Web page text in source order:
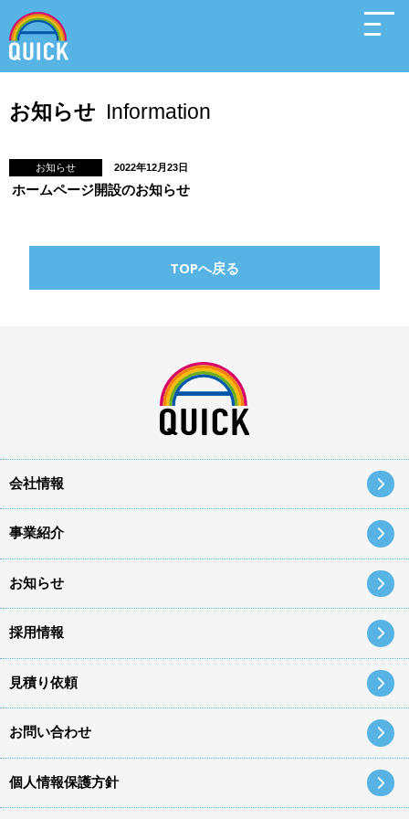
お知らせ Information
お知らせ 2022年12月23日
ホームページ開設のお知らせ
TOPへ戻る
会社情報
事業紹介
お知らせ
採用情報
見積り依頼
お問い合わせ
個人情報保護方針